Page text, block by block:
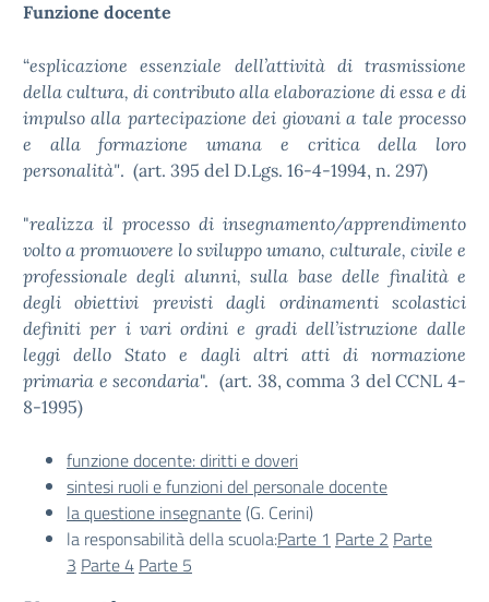
Funzione docente
“esplicazione essenziale dell’attività di trasmissione
della cultura, di contributo alla elaborazione di essa e di
impulso alla partecipazione dei giovani a tale processo
e alla formazione umana e critica della loro
personalità". (art. 395 del D.Lgs. 16-4-1994, n. 297)
"realizza il processo di insegnamento/apprendimento
volto a promuovere lo sviluppo umano, culturale, civile e
professionale degli alunni, sulla base delle finalità e
degli obiettivi previsti dagli ordinamenti scolastici
definiti per i vari ordini e gradi dell’istruzione dalle
leggi dello Stato e dagli altri atti di normazione
primaria e secondaria". (art. 38, comma 3 del CCNL 4-
8-1995)
funzione docente: diritti e doveri
sintesi ruoli e funzioni del personale docente
la questione insegnante (G. Cerini)
la responsabilità della scuola:Parte 1 Parte 2 Parte
3 Parte 4 Parte 5